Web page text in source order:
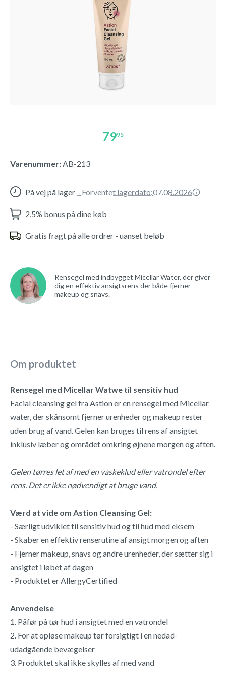
7995
Varenummer:AB-213
På vej på lager - Forventet lagerdato:07.08.2026
2,5% bonus på dine køb
Gratis fragt på alle ordrer - uanset beløb
Rensegel med indbygget Micellar Water, der giver
dig en effektiv ansigtsrens der både fjerner
makeup og snavs.
Om produktet
Rensegel med Micellar Watwe til sensitiv hud
Facial cleansing gel fra Astion er en rensegel med Micellar
water, der skånsomt fjerner urenheder og makeup rester
uden brug af vand. Gelen kan bruges til rens af ansigtet
inklusiv læber og området omkring øjnene morgen og aften.
Gelen tørres let af med en vaskeklud eller vatrondel efter
rens. Det er ikke nødvendigt at bruge vand.
Værd at vide om Astion Cleansing Gel:
- Særligt udviklet til sensitiv hud og til hud med eksem
- Skaber en effektiv renserutine af ansigt morgen og aften
- Fjerner makeup, snavs og andre urenheder, der sætter sig i
ansigtet i løbet af dagen
- Produktet er AllergyCertified
Anvendelse
1. Påfør på tør hud i ansigtet med en vatrondel
2. For at opløse makeup tør forsigtigt i en nedad-
udadgående bevægelser
3. Produktet skal ikke skylles af med vand